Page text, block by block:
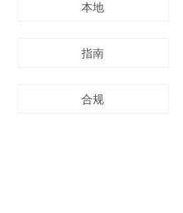
本地
指南
合规